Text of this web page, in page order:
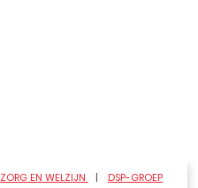
ZORG EN WELZIJN DSP-GROEP